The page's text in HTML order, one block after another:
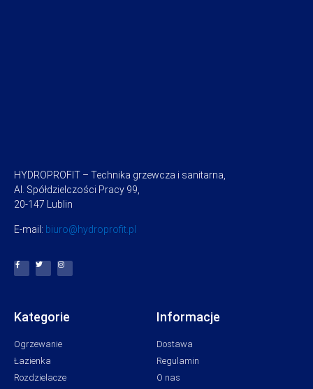
HYDROPROFIT – Technika grzewcza i sanitarna,
Al. Spółdzielczości Pracy 99,
20-147 Lublin
E-mail: biuro@hydroprofit.pl
Kategorie
Ogrzewanie
Łazienka
Rozdzielacze
Informacje
Dostawa
Regulamin
O nas